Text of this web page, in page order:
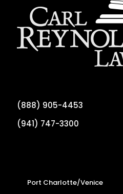
(888) 905-4453
(941) 747-3300
Port Charlotte/Venice